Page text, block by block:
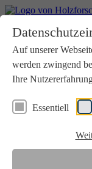
Auf unserer
werden zwingend
Ihre
Essentiell
Aktuelles
Downloads
Kontakt
Login
Verein
Wir unterstützen die
Zusammenarbeit mit